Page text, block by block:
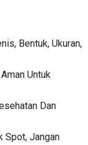
Bentuk, Ukuran,
Untuk
Dan
Spot, Jangan